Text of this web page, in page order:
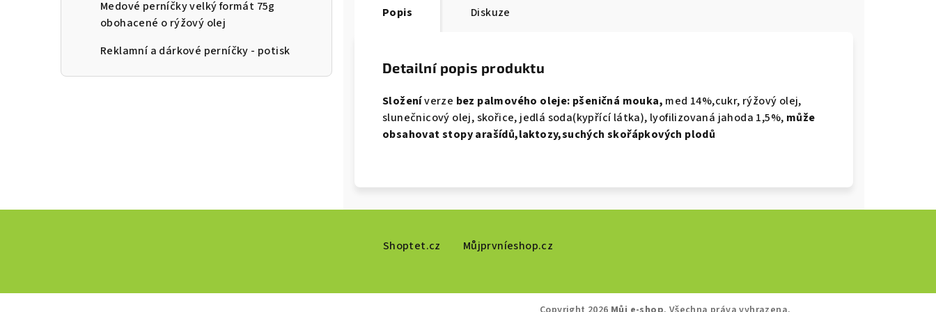
Medové perníčky velký formát 75g
obohacené o rýžový olej
Reklamní a dárkové perníčky - potisk
Popis Diskuze
Detailní popis produktu
Složeníverze bez palmového oleje: pšeničná mouka, med 14%,cukr, rýžový olej,
slunečnicový olej, skořice, jedlá soda(kypřící látka), lyofilizovaná jahoda 1,5%, může
obsahovatstopy arašídů,laktozy,suchých skořápkových plodů
a
Shoptet.cz Můjprvníeshop.cz